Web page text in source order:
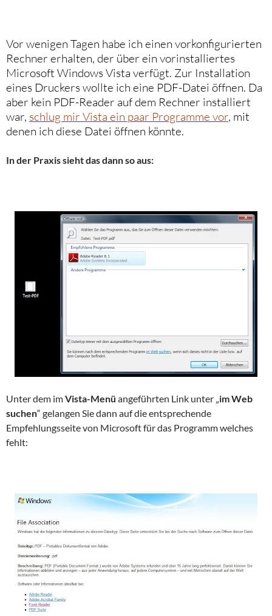
Vor wenigen Tagen habe ich einen vorkonfigurierten
Rechner erhalten, der über ein vorinstalliertes
Microsoft Windows Vista verfügt. Zur Installation
eines Druckers wollte ich eine PDF-Datei öffnen. Da
aber kein PDF-Reader auf dem Rechner installiert
war, schlug mir Vista ein paar Programme vor, mit
denen ich diese Datei öffnen könnte.
In der Praxis sieht das dann so aus:
Unter dem imVista-Menü angeführten Link unter „im Web
suchen“ gelangen Sie dann auf die entsprechende
Empfehlungsseite von Microsoft für das Programm welches
fehlt: